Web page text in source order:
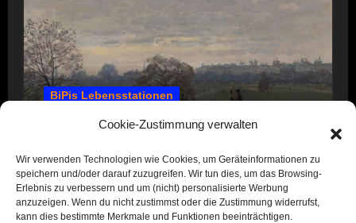
Cookie-Zustimmung verwalten
Wir verwenden Technologien wie Cookies, um Geräteinformationen zu
speichern und/oder darauf zuzugreifen. Wir tun dies, um das Browsing-
Erlebnis zu verbessern und um (nicht) personalisierte Werbung
anzuzeigen. Wenn du nicht zustimmst oder die Zustimmung widerrufst,
kann dies bestimmte Merkmale und Funktionen beeinträchtigen.
BiPis Lebensstationen
1857 – 1866: Kindheit und Jugend